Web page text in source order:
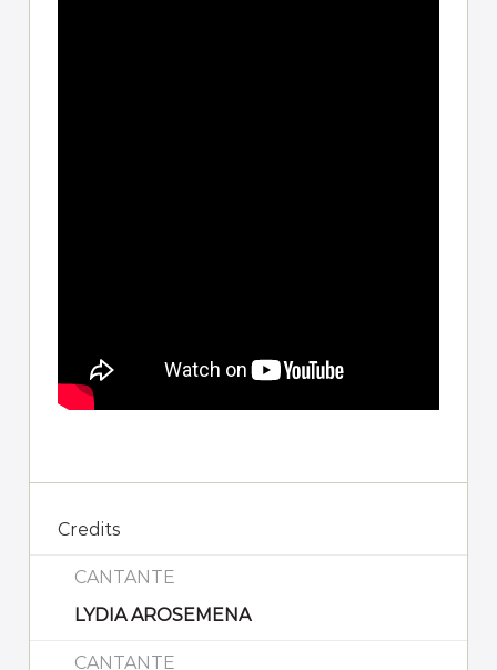
Credits
CANTANTE
LYDIA AROSEMENA
CANTANTE